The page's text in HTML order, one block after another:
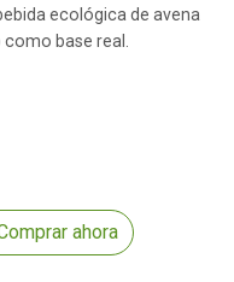
ahora
ecológica de avena
base real.